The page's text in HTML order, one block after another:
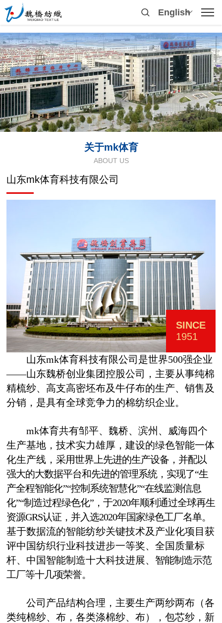
English
关于mk体育
ABOUT US
山东mk体育科技有限公司
SINCE
1951
山东mk体育科技有限公司是世界500强企业
——山东魏桥创业集团控股公司，主要从事纯棉
精梳纱、高支高密坯布及牛仔布的生产、销售及
分销，是具有全球竞争力的棉纺织企业。
mk体育共有邹平、魏桥、滨州、威海四个
生产基地，技术实力雄厚，建设的绿色智能一体
化生产线，采用世界 上先进的生产设备， 并配以
强大的大数据平台和先进的管理系统， 实现了“生
产全程智能化”“控制系统智慧化”“在线监测信息
化”“制造过程绿色化”，于2020年顺利通过全球再生
资源GRS认证，并入选2020年国家绿色工厂名单。
基于数据流的智能纺纱关键技术及产业化项目获
评中国纺织行业科技进步一等奖、全国质量标
杆、 中国智能制造十大科技进展、 智能制造示范
工厂等十几项荣誉。
公司 产品结构合理，主要生产两纱两布（各
类纯棉纱、布，各类涤棉纱、布），包芯纱，新